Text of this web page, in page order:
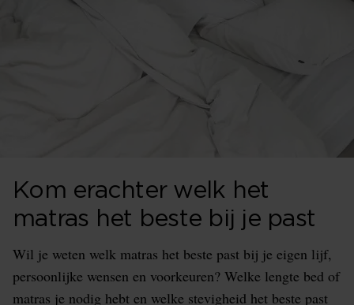
Kom erachter welk het
matras het beste bij je past
Wil je weten welk matras het beste past bij je eigen lijf,
persoonlijke wensen en voorkeuren? Welke lengte bed of
matras je nodig hebt en welke stevigheid het beste past